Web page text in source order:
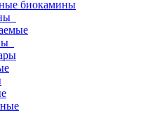
биокамины